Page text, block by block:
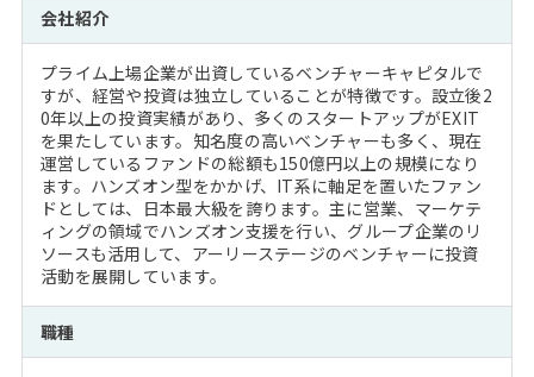
会社紹介
プライム上場企業が出資しているベンチャーキャピタルで
すが、経営や投資は独立していることが特徴です。設立後2
0年以上の投資実績があり、多くのスタートアップがEXIT
を果たしています。知名度の高いベンチャーも多く、現在
運営しているファンドの総額も150億円以上の規模になり
ます。ハンズオン型をかかげ、IT系に軸足を置いたファン
ドとしては、日本最大級を誇ります。主に営業、マーケテ
ィングの領域でハンズオン支援を行い、グループ企業のリ
ソースも活用して、アーリーステージのベンチャーに投資
活動を展開しています。
職種